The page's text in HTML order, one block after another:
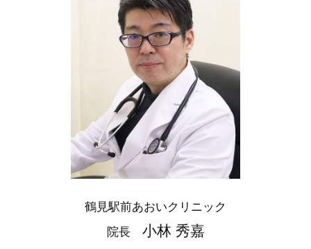
鶴見駅前あおいクリニック
院長 小林 秀嘉